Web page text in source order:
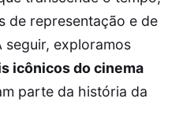
de representação e de
seguir, exploramos
icônicos do cinema
parte da história da